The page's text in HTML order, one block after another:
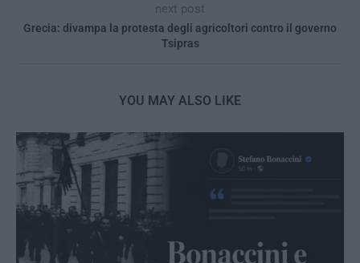
next post
Grecia: divampa la protesta degli agricoltori contro il governo
Tsipras
YOU MAY ALSO LIKE